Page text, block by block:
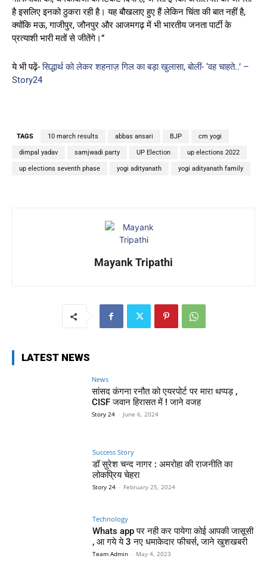
है इसलिए इनको ठुकरा रही है। यह बौखलाए हुए हैं लेकिन चिंता की बात नहीं है,
क्योंकि मऊ, गाजीपुर, जौनपुर और आजमगढ़ में भी भारतीय जनता पार्टी के
प्रत्याशी भारी मतों से जीतेंगे।”
ये भी पढ़ें-सिद्धार्थ को लेकर शहनाज़ गिल का बड़ा खुलासा, बोलीं- ‘वह चाहते..’ –
Story24
TAGS 10 march results abbas ansari BJP cm yogi
dimpal yadav samjwadi party UP Election up elections 2022
up elections seventh phase yogi adityanath yogi adityanath family
Mayank Tripathi
LATEST NEWS
News
सांसद कंगना रनौत को एयरपोर्ट पर मारा थप्पड़ ,
CISF जवान हिरासत में ! जाने वजह
Story 24 - June 6, 2024
Success Story
डॉ सुरेश चन्द नागर : अमरोहा की राजनीति का
लोकप्रिय चेहरा
Story 24 - February 25, 2024
Technology
Whats app पर नही कर पायेगा कोई आपकी जासूसी
, आ गये ये 3 नए धमाकेदार फीचर्स, जाने खुशखबरी
Team Admin - May 4, 2023